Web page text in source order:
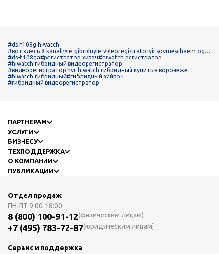
#ds h108g hiwatch
#вот здесь 8-kanalnyie-gibridnyie-videoregistratoryi:-sovmeschaem-ogo
n-i-plamya
#ds-h108ga#регистратор хивач#hiwatch регистратор
#hiwatch гибридный видеорегистратор
#видеорегистратор hvr hiwatch гибридный купить в воронеже
#hiwatch гибридный#гибридный хайвоч
#гибридный видеорегистратор
ПАРТНЕРАМ
УСЛУГИ
БИЗНЕСУ
ТЕХПОДДЕРЖКА
О КОМПАНИИ
ПУБЛИКАЦИИ
Отдел продаж
ПН-ПТ 9:00-18:00
8 (800) 100-91-12(физическим лицам)
+7 (495) 783-72-87(юридическим лицам)
Сервис и поддержка